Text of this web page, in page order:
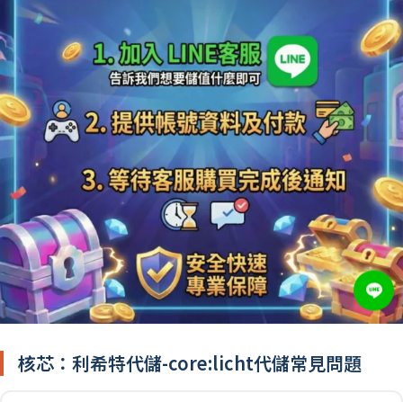
核芯：利希特代儲-core:licht代儲常見問題